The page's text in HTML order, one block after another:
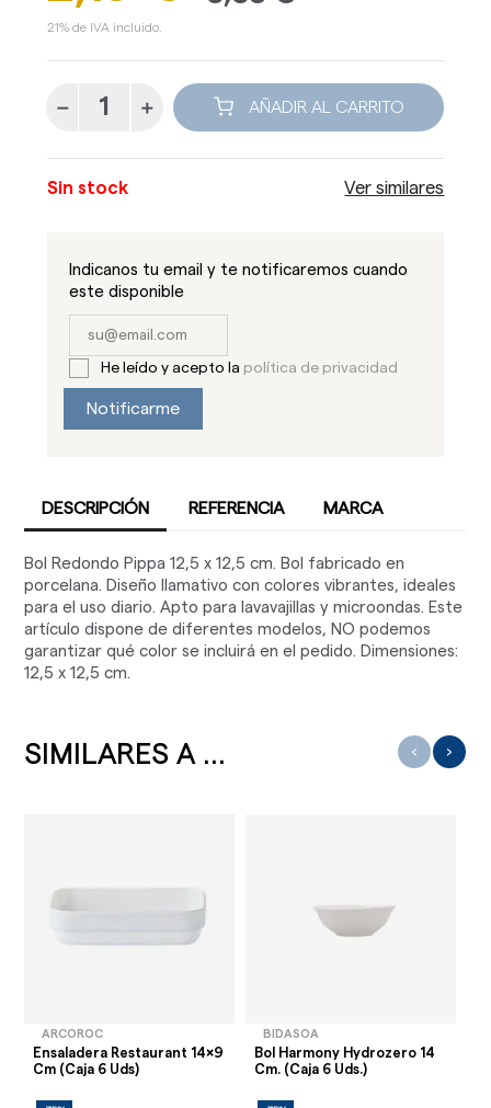
21% de IVA incluido.
AÑADIR AL CARRITO
Sin stock Ver similares
Indicanos tu email y te notificaremos cuando
este disponible
He leído y acepto la política de privacidad
Notificarme
DESCRIPCIÓN REFERENCIA MARCA
Bol Redondo Pippa 12,5 x 12,5 cm. Bol fabricado en
porcelana. Diseño llamativo con colores vibrantes, ideales
para el uso diario. Apto para lavavajillas y microondas. Este
artículo dispone de diferentes modelos, NO podemos
garantizar qué color se incluirá en el pedido. Dimensiones:
12,5 x 12,5 cm.
SIMILARES A ...
ARCOROC
Ensaladera Restaurant 14x9
Cm (Caja 6 Uds)
BIDASOA
Bol Harmony Hydrozero 14
Cm. (Caja 6 Uds.)
‹ ›